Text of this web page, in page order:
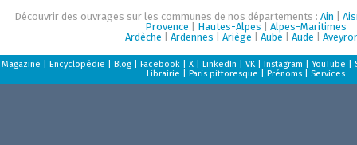
Découvrir des ouvrages sur les communes de nos départements : Ain
Provence
Hautes-Alpes
Alpes-Maritimes
Ardèche
Ardennes Ariège Aube Aude
Magazine Encyclopédie Blog| Facebook| X| LinkedIn VK| Instagram YouTube
Librairie
Paris pittoresque Prénoms| Services